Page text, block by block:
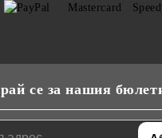
се за нашия